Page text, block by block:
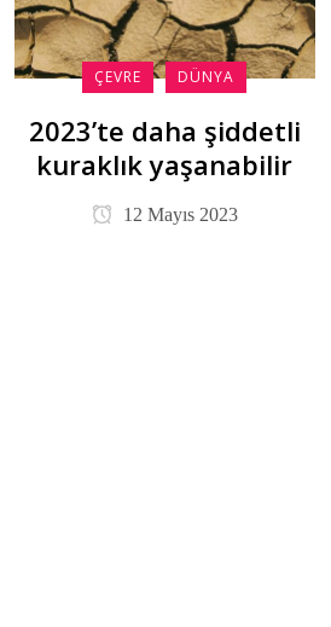
ÇEVRE DÜNYA
2023’te daha şiddetli
kuraklık yaşanabilir
12 Mayıs 2023